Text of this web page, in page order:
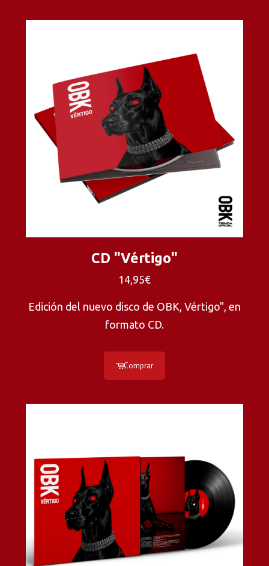
CD "Vértigo"
14,95€
Edición del nuevo disco de OBK, Vértigo", en
formato CD.
Comprar